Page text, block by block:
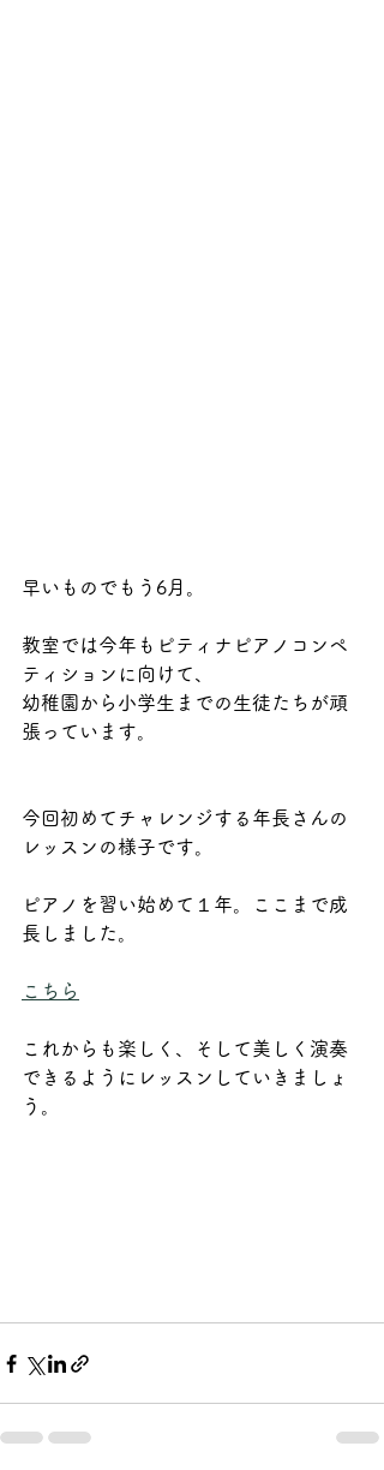
早いものでもう6月。
教室では今年もピティナピアノコンペ
ティションに向けて、
幼稚園から小学生までの生徒たちが頑
張っています。
今回初めてチャレンジする年長さんの
レッスンの様子です。
ピアノを習い始めて１年。ここまで成
長しました。
こちら
これからも楽しく、そして美しく演奏
できるようにレッスンしていきましょ
う。